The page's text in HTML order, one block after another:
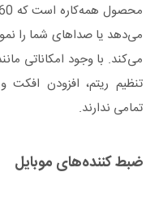
می‌دهد یا صداهای شما را
تمامی ندارند.
ضبط کننده‌های موبایل